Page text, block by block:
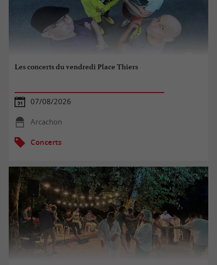
Les concerts du vendredi Place Thiers
07/08/2026
Arcachon
Concerts